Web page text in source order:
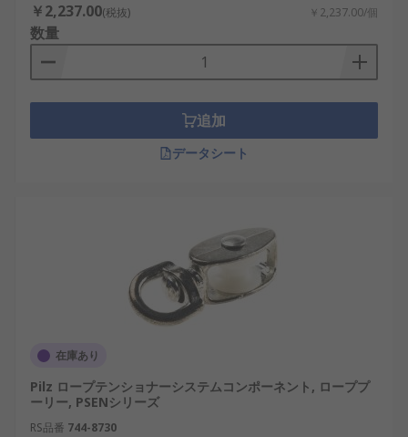
￥2,237.00(税抜) ￥2,237.00/個
数量
追加
データシート
在庫あり
Pilz ロープテンショナーシステムコンポーネント, ローププ
ーリー, PSENシリーズ
RS品番 744-8730